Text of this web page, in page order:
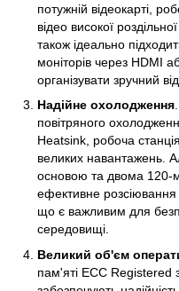
потужній відеокарті,
відео високої
також ідеально
моніторів через HDMI
організувати зручний
Надійне охолодження
повітряного
Heatsink, робоча
великих навантажень.
основою та двома 120-
ефективне
що є важливим для
середовищі.
Великий об'єм
пам'яті ECC Registered